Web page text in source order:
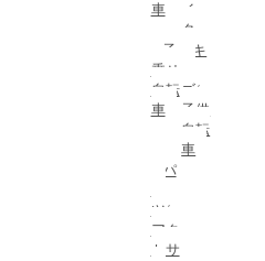
車
イ
ク
子
乗せ
自転
車
キ
ズ/
子供
自転
車
パ
ツ/
アク
セサ